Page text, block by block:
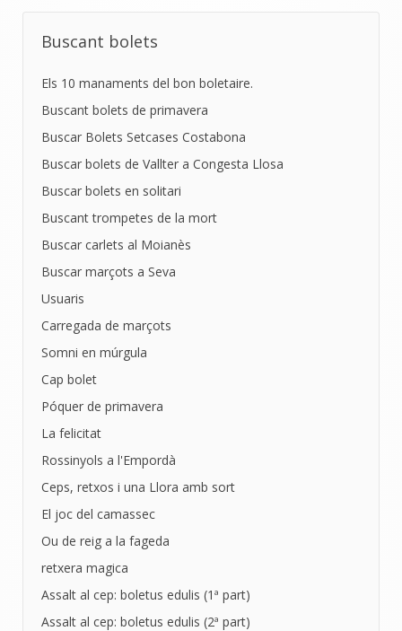
Buscant bolets
Els 10 manaments del bon boletaire.
Buscant bolets de primavera
Buscar Bolets Setcases Costabona
Buscar bolets de Vallter a Congesta Llosa
Buscar bolets en solitari
Buscant trompetes de la mort
Buscar carlets al Moianès
Buscar marçots a Seva
Usuaris
Carregada de marçots
Somni en múrgula
Cap bolet
Póquer de primavera
La felicitat
Rossinyols a l'Empordà
Ceps, retxos i una Llora amb sort
El joc del camassec
Ou de reig a la fageda
retxera magica
Assalt al cep: boletus edulis (1ª part)
Assalt al cep: boletus edulis (2ª part)